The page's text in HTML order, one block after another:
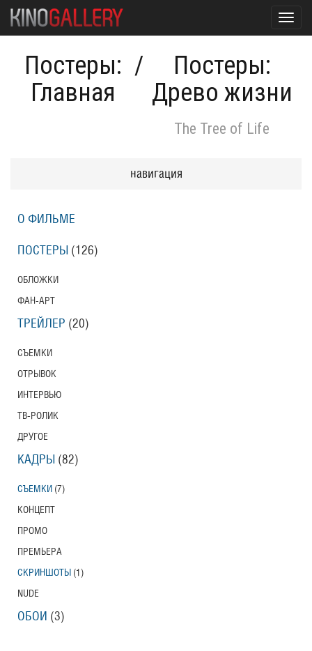
Постеры:
Главная
/
Постеры:
Древо жизни
The Tree of Life
навигация
О ФИЛЬМЕ
ПОСТЕРЫ (126)
ОБЛОЖКИ
ФАН-АРТ
ТРЕЙЛЕР (20)
СЪЕМКИ
ОТРЫВОК
ИНТЕРВЬЮ
ТВ-РОЛИК
ДРУГОЕ
КАДРЫ (82)
СЪЕМКИ (7)
КОНЦЕПТ
ПРОМО
ПРЕМЬЕРА
СКРИНШОТЫ (1)
NUDE
ОБОИ (3)